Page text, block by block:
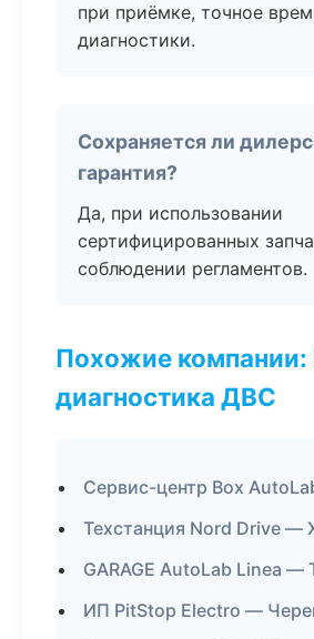
при приёмке, точное
диагностики.
Сохраняется ли
гарантия?
Да, при использовании
сертифицированных
соблюдении регламентов.
Похожие компании:
диагностика ДВС
Сервис-центр Box
Техстанция Nord Drive —
GARAGE AutoLab Linea —
ИП PitStop Electro —